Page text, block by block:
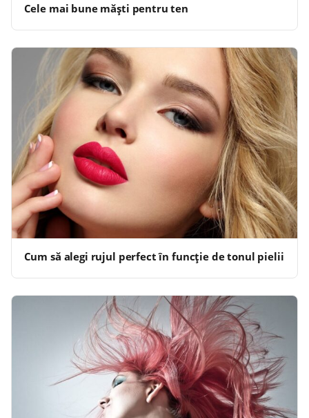
Cele mai bune măști pentru ten
Cum să alegi rujul perfect în funcție de tonul pielii